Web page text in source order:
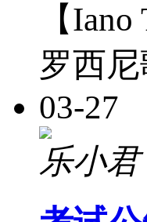
【
罗西
03-27
乐小君